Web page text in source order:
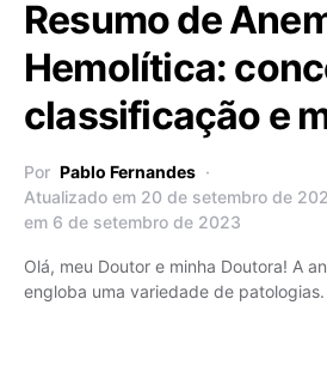
Resumo de
Hemolítica:
classificação e
Por Pablo Fernandes
Atualizado em 20 de setembro de
em 6 de setembro de 2023
Olá, meu Doutor e minha Doutora! A
engloba uma variedade de